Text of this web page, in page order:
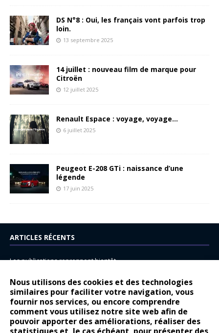
Nous utilisons des cookies et des technologies
similaires pour faciliter votre navigation, vous
fournir nos services, ou encore comprendre
comment vous utilisez notre site web afin de
pouvoir apporter des améliorations, réaliser des
DS N°8 : Oui, les français vont parfois trop
loin.
13 septembre 2025
14 juillet : nouveau film de marque pour
Citroën
12 juillet 2025
Renault Espace : voyage, voyage…
6 juillet 2025
Peugeot E-208 GTi : naissance d’une
légende
17 juin 2025
ARTICLES RÉCENTS
Les publications reprennent bientôt…
14 juillet : nouveau film de marque pour Citroën
Renault Espace : voyage, voyage…
Peugeot E-208 GTi : naissance d’une légende